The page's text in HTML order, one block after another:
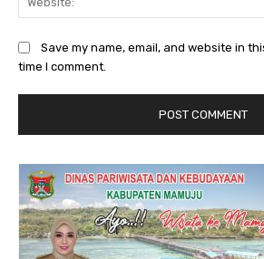
Save my name, email, and website in
time I comment.